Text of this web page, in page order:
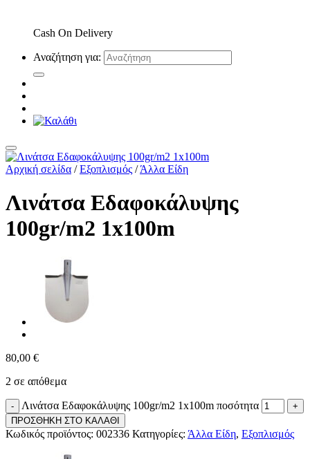
Cash On Delivery
Αναζήτηση για:
Αρχική σελίδα / Εξοπλισμός / Άλλα Είδη
Λινάτσα Εδαφοκάλυψης
100gr/m2 1x100m
80,00 €
2 σε απόθεμα
Λινάτσα Εδαφοκάλυψης 100gr/m2 1x100m ποσότητα
ΠΡΟΣΘΗΚΗ ΣΤΟ ΚΑΛΑΘΙ
Κωδικός προϊόντος: 002336 Κατηγορίες: Άλλα Είδη, Εξοπλισμός